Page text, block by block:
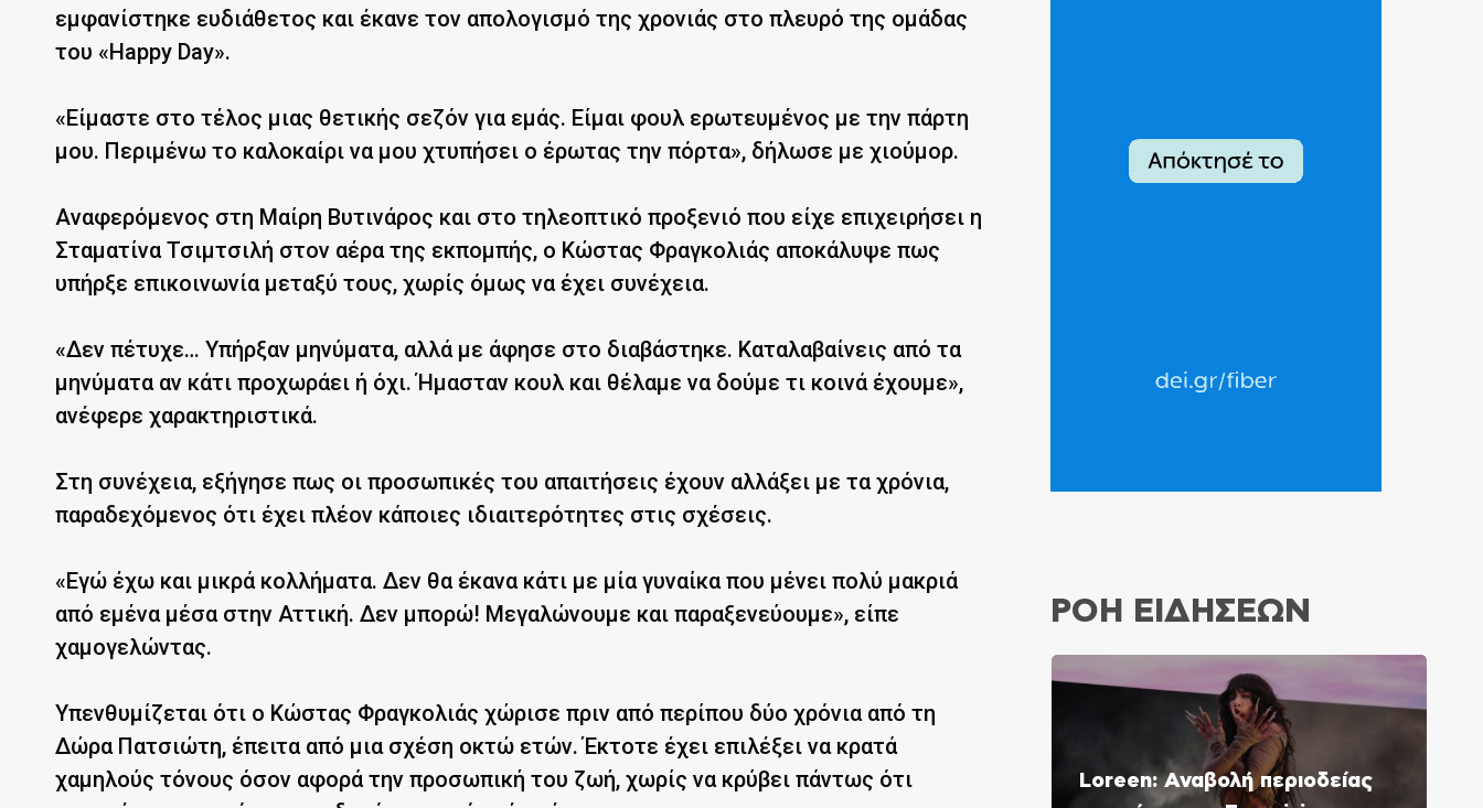
εμφανίστηκε ευδιάθετος και έκανε τον απολογισμό της χρονιάς στο πλευρό της ομάδας
του «Happy Day».
«Είμαστε στο τέλος μιας θετικής σεζόν για εμάς. Είμαι φουλ ερωτευμένος με την πάρτη
μου. Περιμένω το καλοκαίρι να μου χτυπήσει ο έρωτας την πόρτα», δήλωσε με χιούμορ.
Αναφερόμενος στη Μαίρη Βυτινάρος και στο τηλεοπτικό προξενιό που είχε επιχειρήσει η
Σταματίνα Τσιμτσιλή στον αέρα της εκπομπής, ο Κώστας Φραγκολιάς αποκάλυψε πως
υπήρξε επικοινωνία μεταξύ τους, χωρίς όμως να έχει συνέχεια.
«Δεν πέτυχε… Υπήρξαν μηνύματα, αλλά με άφησε στο διαβάστηκε. Καταλαβαίνεις από τα
μηνύματα αν κάτι προχωράει ή όχι. Ήμασταν κουλ και θέλαμε να δούμε τι κοινά έχουμε»,
ανέφερε χαρακτηριστικά.
Στη συνέχεια, εξήγησε πως οι προσωπικές του απαιτήσεις έχουν αλλάξει με τα χρόνια,
παραδεχόμενος ότι έχει πλέον κάποιες ιδιαιτερότητες στις σχέσεις.
«Εγώ έχω και μικρά κολλήματα. Δεν θα έκανα κάτι με μία γυναίκα που μένει πολύ μακριά
από εμένα μέσα στην Αττική. Δεν μπορώ! Μεγαλώνουμε και παραξενεύουμε», είπε
χαμογελώντας.
Υπενθυμίζεται ότι ο Κώστας Φραγκολιάς χώρισε πριν από περίπου δύο χρόνια από τη
Δώρα Πατσιώτη, έπειτα από μια σχέση οκτώ ετών. Έκτοτε έχει επιλέξει να κρατά
χαμηλούς τόνους όσον αφορά την προσωπική του ζωή, χωρίς να κρύβει πάντως ότι
ΡΟΗ ΕΙΔΗΣΕΩΝ
Loreen: Αναβολή περιοδείας